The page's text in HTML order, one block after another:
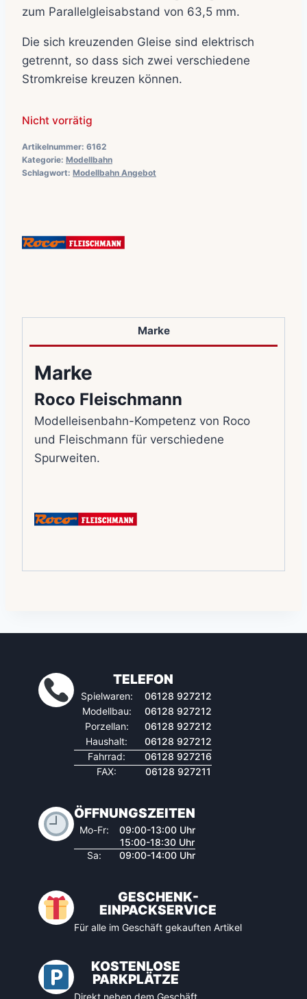
zum Parallelgleisabstand von 63,5 mm.
Die sich kreuzenden Gleise sind elektrisch
getrennt, so dass sich zwei verschiedene
Stromkreise kreuzen können.
Nicht vorrätig
Artikelnummer: 6162
Kategorie: Modellbahn
Schlagwort: Modellbahn Angebot
Marke
Marke
Roco Fleischmann
Modelleisenbahn-Kompetenz von Roco
und Fleischmann für verschiedene
Spurweiten.
TELEFON
Spielwaren:
06128 927212
Modellbau:
06128 927212
Porzellan:
06128 927212
Haushalt:
06128 927212
Fahrrad:
06128 927216
FAX:
06128 927211
ÖFFNUNGSZEITEN
Mo-Fr:
09:00-13:00 Uhr
15:00-18:30 Uhr
Sa:
09:00-14:00 Uhr
GESCHENK-
EINPACKSERVICE
Für alle im Geschäft gekauften Artikel
KOSTENLOSE
PARKPLÄTZE
Direkt neben dem Geschäft